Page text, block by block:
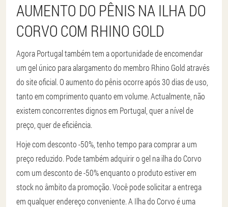
AUMENTO DO PÊNIS NA ILHA DO
CORVO COM RHINO GOLD
Agora Portugal também tem a oportunidade de encomendar
um gel único para alargamento do membro Rhino Gold através
do site oficial. O aumento do pênis ocorre após 30 dias de uso,
tanto em comprimento quanto em volume. Actualmente, não
existem concorrentes dignos em Portugal, quer a nível de
preço, quer de eficiência.
Hoje com desconto -50%, tenho tempo para comprar a um
preço reduzido. Pode também adquirir o gel na ilha do Corvo
com um desconto de -50% enquanto o produto estiver em
stock no âmbito da promoção. Você pode solicitar a entrega
em qualquer endereço conveniente. A Ilha do Corvo é uma